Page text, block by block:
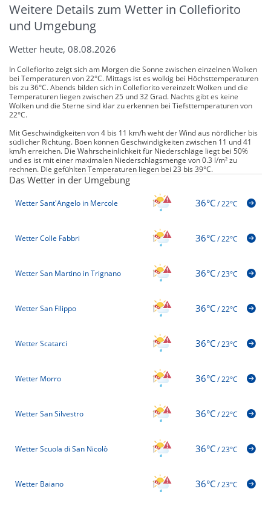
Weitere Details zum Wetter in Collefiorito
und Umgebung
Wetter heute, 08.08.2026
In Collefiorito zeigt sich am Morgen die Sonne zwischen einzelnen Wolken
bei Temperaturen von 22°C. Mittags ist es wolkig bei Höchsttemperaturen
bis zu 36°C. Abends bilden sich in Collefiorito vereinzelt Wolken und die
Temperaturen liegen zwischen 25 und 32 Grad. Nachts gibt es keine
Wolken und die Sterne sind klar zu erkennen bei Tiefsttemperaturen von
22°C.
Mit Geschwindigkeiten von 4 bis 11 km/h weht der Wind aus nördlicher bis
südlicher Richtung. Böen können Geschwindigkeiten zwischen 11 und 41
km/h erreichen. Die Wahrscheinlichkeit für Niederschläge liegt bei 50%
und es ist mit einer maximalen Niederschlagsmenge von 0.3 l/m² zu
rechnen. Die gefühlten Temperaturen liegen bei 23 bis 39°C.
Das Wetter in der Umgebung
Wetter Sant'Angelo in Mercole 36°C/22°C
Wetter Colle Fabbri 36°C/22°C
Wetter San Martino in Trignano 36°C/23°C
Wetter San Filippo 36°C/22°C
Wetter Scatarci 36°C/23°C
Wetter Morro 36°C/22°C
Wetter San Silvestro 36°C/22°C
Wetter Scuola di San Nicolò 36°C/23°C
Wetter Baiano 36°C/23°C